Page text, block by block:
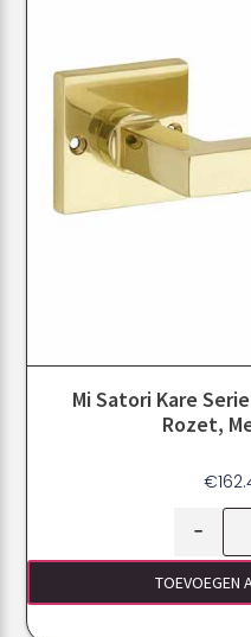
Mi Satori Kare
Rozet,
€
-
TOEVOEGEN